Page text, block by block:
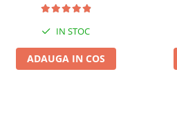
IN STOC
ADAUGA IN COS